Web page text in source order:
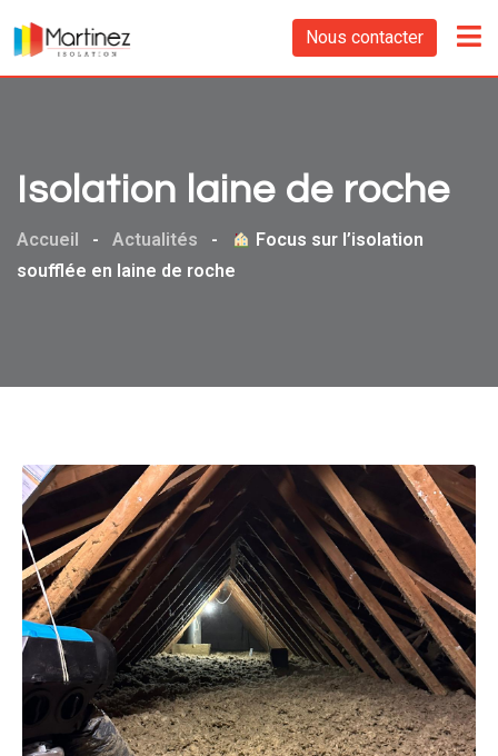
Nous contacter
Isolation laine de roche
Accueil - Actualités -
Focus sur l’isolation
soufflée en laine de roche